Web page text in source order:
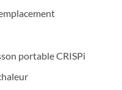
portable CRISPi